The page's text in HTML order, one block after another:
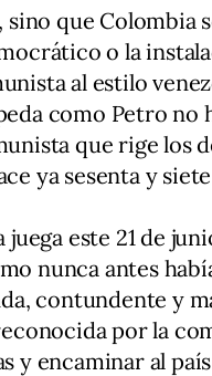
que Colombia
o la
al estilo
como Petro no
que rige los
ya sesenta y
juega este 21 de
nunca antes
contundente y
por la
y encaminar al